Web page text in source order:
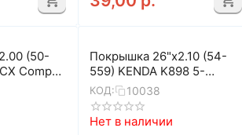
(50-
Comp
Покрышка 26"x2.10 (54-
559) KENDA K898 5-
524784
КОД: 10038
Нет в наличии